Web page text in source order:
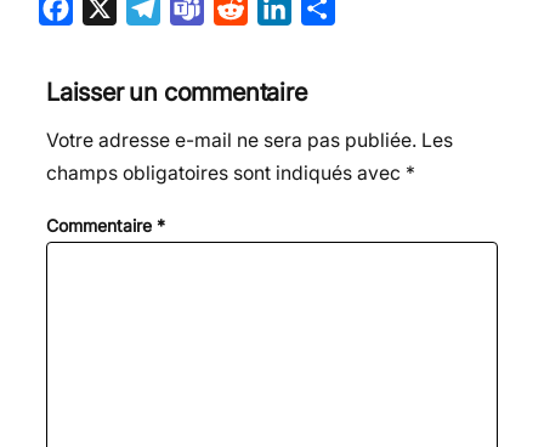
c
e
b
o
k
e
g
r
m
s
i
t
k
e
d
n
a
g
r
Laisser un commentaire
Votre adresse e-mail ne sera pas publiée. Les
champs obligatoires sont indiqués avec *
Commentaire *